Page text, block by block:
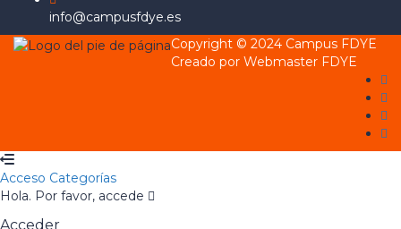
info@campusfdye.es
Copyright © 2024 Campus FDYE
Creado por Webmaster FDYE
Acceso Categorías
Hola. Por favor, accede
Acceder